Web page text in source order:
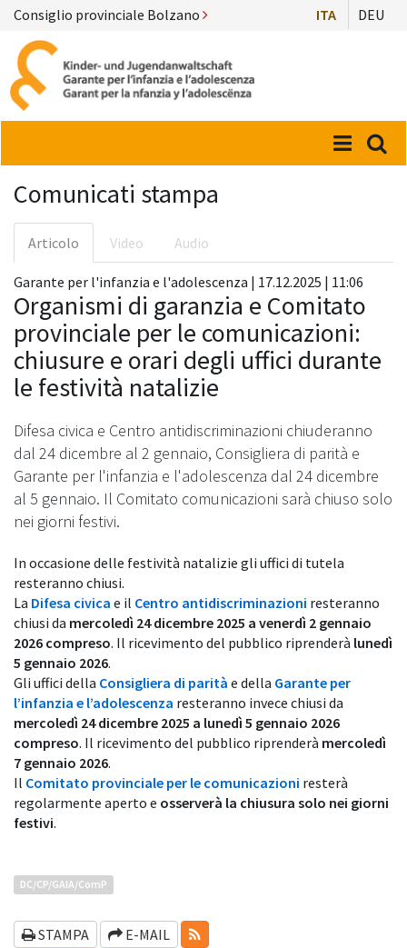
Consiglio provinciale Bolzano ITA DEU
Menü
Comunicati stampa
Articolo Video Audio
Garante per l'infanzia e l'adolescenza | 17.12.2025 | 11:06
Organismi di garanzia e Comitato
provinciale per le comunicazioni:
chiusure e orari degli uffici durante
le festività natalizie
Difesa civica e Centro antidiscriminazioni chiuderanno
dal 24 dicembre al 2 gennaio, Consigliera di parità e
Garante per l'infanzia e l'adolescenza dal 24 dicembre
al 5 gennaio. Il Comitato comunicazioni sarà chiuso solo
nei giorni festivi.
In occasione delle festività natalizie gli uffici di tutela
resteranno chiusi.
La Difesa civica e il Centro antidiscriminazioni resteranno
chiusi da mercoledì 24 dicembre 2025 a venerdì 2 gennaio
2026 compreso. Il ricevimento del pubblico riprenderà lunedì
5 gennaio 2026.
Gli uffici della Consigliera di parità e della Garante per
l’infanzia e l’adolescenza resteranno invece chiusi da
mercoledì 24 dicembre 2025 a lunedì 5 gennaio 2026
compreso. Il ricevimento del pubblico riprenderà mercoledì
7 gennaio 2026.
Il Comitato provinciale per le comunicazioni resterà
regolarmente aperto e osserverà la chiusura solo nei giorni
festivi.
DC/CP/GAIA/ComP
STAMPA E-MAIL RSS-FEEDS